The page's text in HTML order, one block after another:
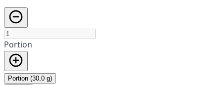
Portion
Portion (30,0 g)